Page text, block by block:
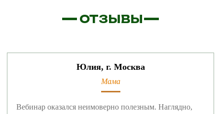
ОТЗЫВЫ
Юлия, г. Москва
Мама
Вебинар оказался неимоверно полезным. Наглядно,